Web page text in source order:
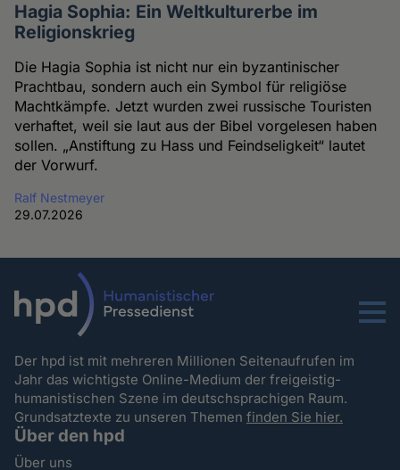
Hagia Sophia: Ein Weltkulturerbe im
Religionskrieg
Die Hagia Sophia ist nicht nur ein byzantinischer
Prachtbau, sondern auch ein Symbol für religiöse
Machtkämpfe. Jetzt wurden zwei russische Touristen
verhaftet, weil sie laut aus der Bibel vorgelesen haben
sollen. „Anstiftung zu Hass und Feindseligkeit“ lautet
der Vorwurf.
Ralf Nestmeyer
29.07.2026
Menu
Der hpd ist mit mehreren Millionen Seitenaufrufen im
Jahr das wichtigste Online-Medium der freigeistig-
humanistischen Szene im deutschsprachigen Raum.
Grundsatztexte zu unseren Themenfinden Sie hier.
Über den hpd
Über uns